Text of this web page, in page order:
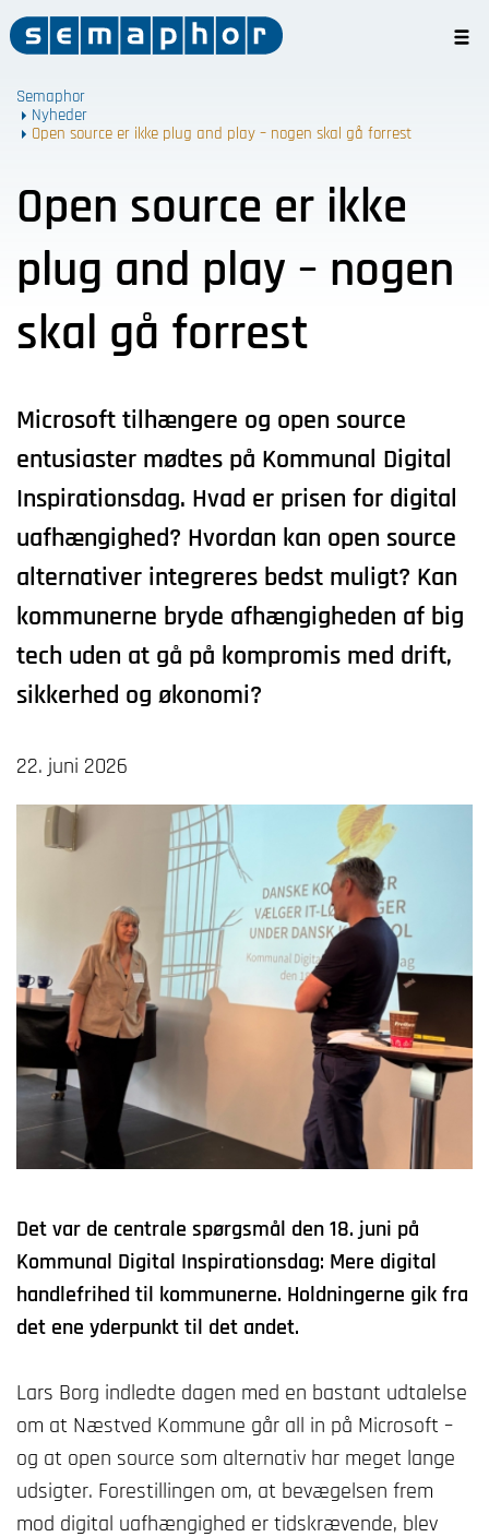
Semaphor
Nyheder
Open source er ikke plug and play – nogen skal gå forrest
Open source er ikke
plug and play – nogen
skal gå forrest
Microsoft tilhængere og open source
entusiaster mødtes på Kommunal Digital
Inspirationsdag. Hvad er prisen for digital
uafhængighed? Hvordan kan open source
alternativer integreres bedst muligt? Kan
kommunerne bryde afhængigheden af big
tech uden at gå på kompromis med drift,
sikkerhed og økonomi?
22. juni 2026
Det var de centrale spørgsmål den 18. juni på
Kommunal Digital Inspirationsdag: Mere digital
handlefrihed til kommunerne. Holdningerne gik fra
det ene yderpunkt til det andet.
Lars Borg indledte dagen med en bastant udtalelse
om at Næstved Kommune går all in på Microsoft –
og at open source som alternativ har meget lange
udsigter. Forestillingen om, at bevægelsen frem
mod digital uafhængighed er tidskrævende, blev